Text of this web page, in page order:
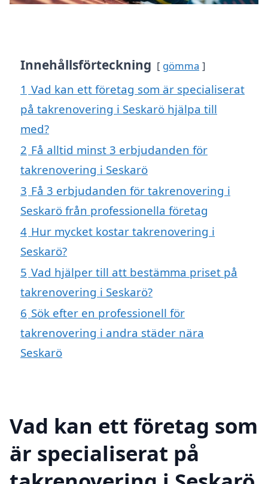
Innehållsförteckning gömma
1 Vad kan ett företag som är specialiserat
på takrenovering i Seskarö hjälpa till
med?
2 Få alltid minst 3 erbjudanden för
takrenovering i Seskarö
3 Få 3 erbjudanden för takrenovering i
Seskarö från professionella företag
4 Hur mycket kostar takrenovering i
Seskarö?
5 Vad hjälper till att bestämma priset på
takrenovering i Seskarö?
6 Sök efter en professionell för
takrenovering i andra städer nära
Seskarö
Vad kan ett företag som
är specialiserat på